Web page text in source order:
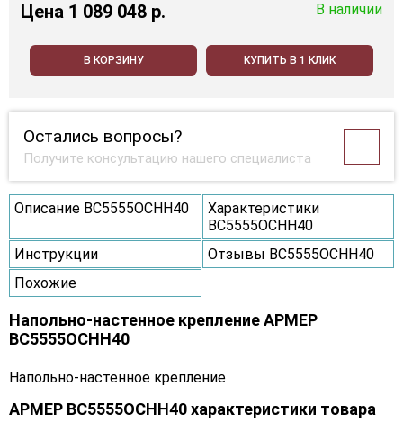
Цена 1 089 048 p. В наличии
В КОРЗИНУ КУПИТЬ В 1 КЛИК
Остались вопросы?
Получите консультацию нашего специалиста
Описание ВС5555ОСНН40
Характеристики
ВС5555ОСНН40
Инструкции
Отзывы ВС5555ОСНН40
Похожие
Напольно-настенное крепление АРМЕР
ВС5555ОСНН40
Напольно-настенное крепление
АРМЕР ВС5555ОСНН40 характеристики товара